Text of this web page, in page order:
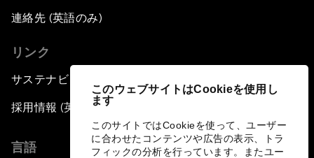
このウェブサイトはCookieを使用し
ます
このサイトではCookieを使って、ユーザー
に合わせたコンテンツや広告の表示、トラ
フィックの分析を行っています。またユー
連絡先 (英語のみ)
リンク
サステナビリティへの取り組み
採用情報 (英語のみ)
言語